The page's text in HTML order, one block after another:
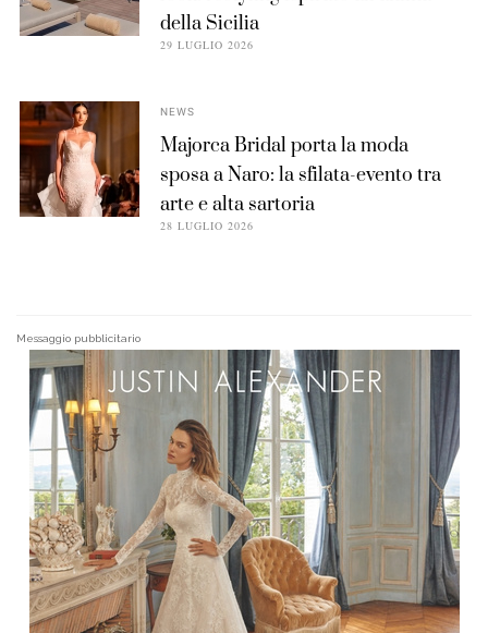
della Sicilia
29 LUGLIO 2026
NEWS
Majorca Bridal porta la moda
sposa a Naro: la sfilata-evento tra
arte e alta sartoria
28 LUGLIO 2026
Messaggio pubblicitario